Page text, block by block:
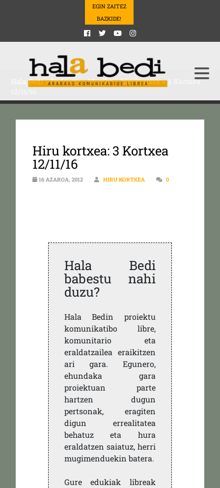
EGIN ZAITEZ
BAZKIDE!
Hala Bedi>Podcasts>Musika>hirukortxea> 3 Kortxea
Hiru kortxea: 3 Kortxea
12/11/16
16 AZAROA, 2012 HIRU KORTXEA 0
Hala Bedi
babestu nahi
duzu?
Hala Bedin proiektu
komunikatibo libre,
komunitario eta
eraldatzailea eraikitzen
ari gara. Egunero,
ehundaka gara
proiektuan parte
hartzen dugun
pertsonak, eragiten
digun errealitatea
behatuz eta hura
eraldatzen saiatuz, herri
mugimenduekin batera.
Gure edukiak libreak